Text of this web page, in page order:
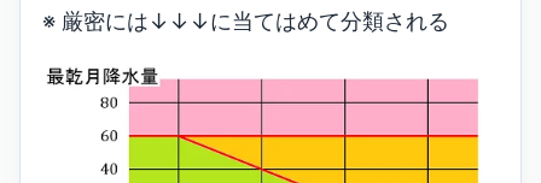
※ 厳密には↓↓↓に当てはめて分類される